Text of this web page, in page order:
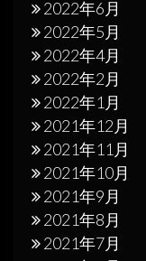
2022年6月
2022年5月
2022年4月
2022年2月
2022年1月
2021年12月
2021年11月
2021年10月
2021年9月
2021年8月
2021年7月